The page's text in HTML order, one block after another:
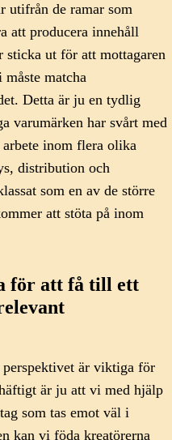
utifrån de ramar som
att producera innehåll
sticka ut för att mottagaren
matcha
Detta är ju en tydlig
varumärken har svårt med
inom flera olika
distribution och
som en av de större
att stöta på inom
för att få till ett
är viktiga för
är ju att vi med hjälp
som tas emot väl i
kan vi föda kreatörerna